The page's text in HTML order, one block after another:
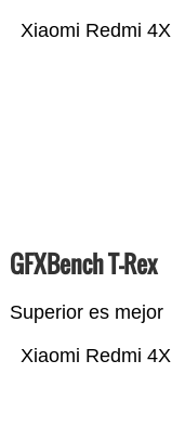
Xiaomi Redmi 4X
GFXBench T-Rex
Superior es mejor
Xiaomi Redmi 4X